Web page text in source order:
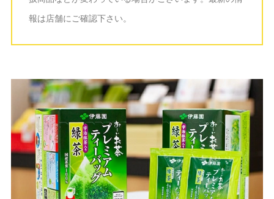
報は店舗にご確認下さい。